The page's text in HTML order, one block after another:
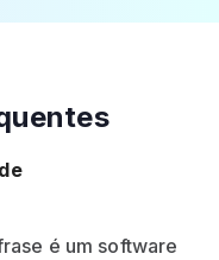
é um software